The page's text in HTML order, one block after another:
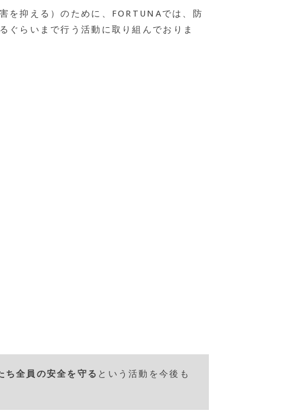
を抑える）のために、FORTUNAでは、防
ぐらいまで行う活動に取り組んでおりま
ち全員の安全を守る という活動を今後も